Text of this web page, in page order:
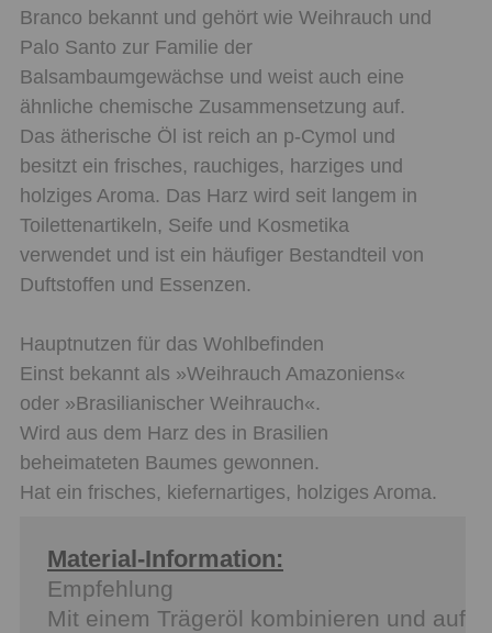
Branco bekannt und gehört wie Weihrauch und
Palo Santo zur Familie der
Balsambaumgewächse und weist auch eine
ähnliche chemische Zusammensetzung auf.
Das ätherische Öl ist reich an p-Cymol und
besitzt ein frisches, rauchiges, harziges und
holziges Aroma. Das Harz wird seit langem in
Toilettenartikeln, Seife und Kosmetika
verwendet und ist ein häufiger Bestandteil von
Duftstoffen und Essenzen.
Hauptnutzen für das Wohlbefinden
Einst bekannt als »Weihrauch Amazoniens«
oder »Brasilianischer Weihrauch«.
Wird aus dem Harz des in Brasilien
beheimateten Baumes gewonnen.
Hat ein frisches, kiefernartiges, holziges Aroma.
Material-Information:
Empfehlung
Mit einem Trägeröl kombinieren und auf